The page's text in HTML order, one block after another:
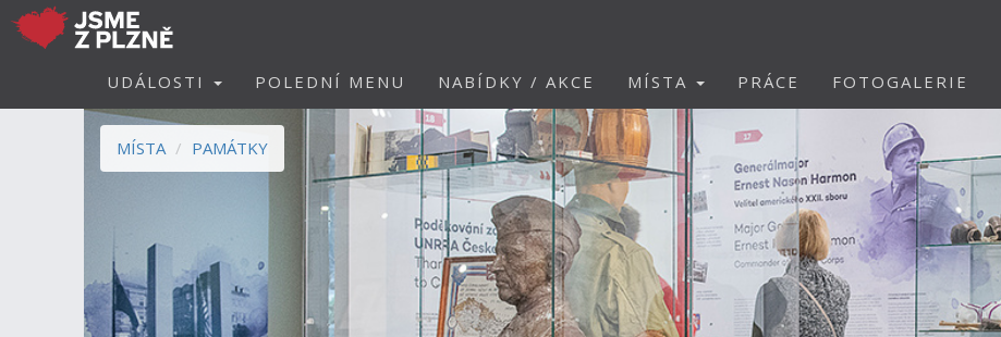
UDÁLOSTI POLEDNÍ MENU NABÍDKY / AKCE MÍSTA PRÁCE FOTOGALERIE
MÍSTA PAMÁTKY